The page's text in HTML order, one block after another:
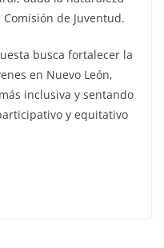
de Juventud.
busca fortalecer la
en Nuevo León,
inclusiva y sentando
y equitativo